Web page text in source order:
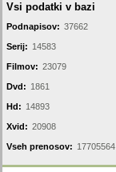
Vsi podatki v bazi
Podnapisov: 37662
Serij: 14583
Filmov: 23079
Dvd: 1861
Hd: 14893
Xvid: 20908
Vseh prenosov: 17705564